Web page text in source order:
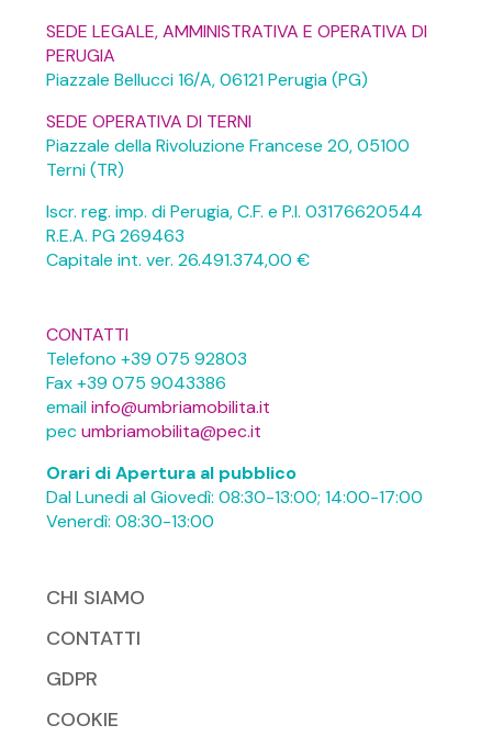
CHI SIAMO
CONTATTI
GDPR
COOKIE
SEDE LEGALE, AMMINISTRATIVA E OPERATIVA DI
PERUGIA
Piazzale Bellucci 16/A, 06121 Perugia (PG)
SEDE OPERATIVA DI TERNI
Piazzale della Rivoluzione Francese 20, 05100
Terni (TR)
Iscr. reg. imp. di Perugia, C.F. e P.I. 03176620544
R.E.A. PG 269463
Capitale int. ver. 26.491.374,00 €
CONTATTI
Telefono +39 075 92803
Fax +39 075 9043386
emailinfo@umbriamobilita.it
pecumbriamobilita@pec.it
Orari di Apertura al pubblico
Dal Lunedi al Giovedì: 08:30-13:00; 14:00-17:00
Venerdì: 08:30-13:00